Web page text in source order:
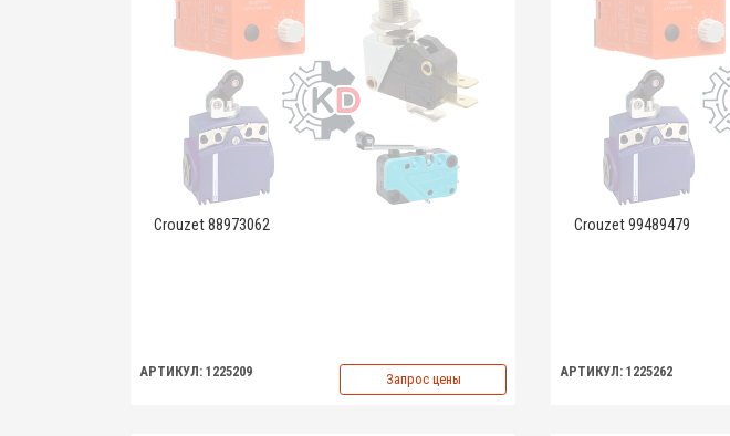
Crouzet 88973062
АРТИКУЛ: 1225209 Запрос цены
Crouzet 99489479
АРТИКУЛ: 1225262